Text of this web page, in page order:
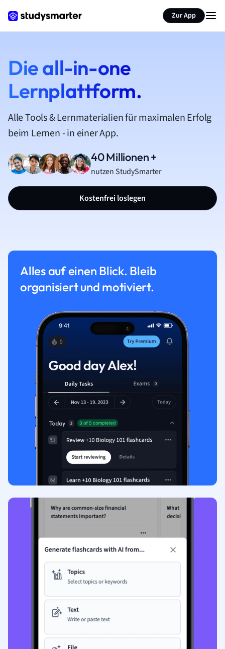
Zur App
Die all-in-one
Lernplattform.
Alle Tools & Lernmaterialien für maximalen Erfolg
beim Lernen - in einer App.
40 Millionen +
nutzen StudySmarter
Kostenfrei loslegen
Alles auf einen Blick. Bleib
organisiert und motiviert.